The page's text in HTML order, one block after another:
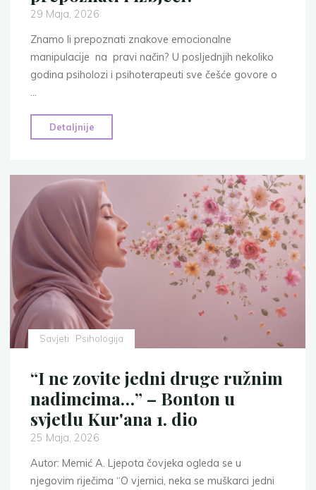
29 Maja, 2026
Znamo li prepoznati znakove emocionalne
manipulacije na pravi način? U posljednjih nekoliko
godina psiholozi i psihoterapeuti sve češće govore o
…
Detaljnije
znakova
manipulacije
u
odnosu:
Kako
prepoznati
i
izbjeći?"
Savjeti Psihologija
“I ne zovite jedni druge ružnim
nadimcima…” – Bonton u
svjetlu Kur'ana 1. dio
25 Maja, 2026
Autor: Memić A. Ljepota čovjeka ogleda se u
njegovim riječima “O vjernici, neka se muškarci jedni